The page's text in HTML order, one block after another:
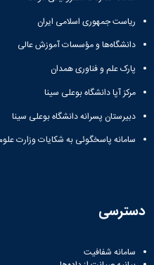
ریاست جمهوری اسلامی ایران
دانشگاه‌ها و مؤسسات آموزش عالی
پارک علم و فناوری همدان
مرکز آپا دانشگاه بوعلی سینا
دبیرستان پسرانه دانشگاه بوعلی سینا
سامانه پاسخگوئی به شکایات وزارت
دسترسی
سامانه شفافیت